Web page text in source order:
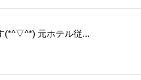
(*^▽^*) 元ホテル従...